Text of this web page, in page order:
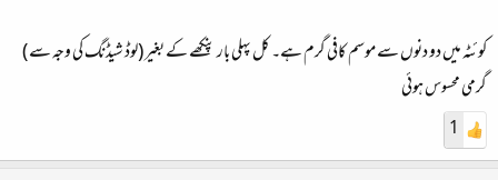
کوئٹہ میں دو دنوں سے موسم کافی گرم ہے۔ کل پہلی بار پنکھے کے بغیر (لوڈ شیڈنگ کی وجہ سے )
گرمی محسوس ہوئی
1